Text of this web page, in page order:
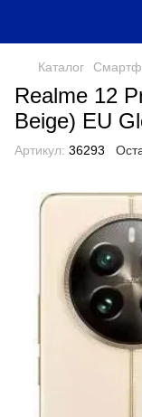
Каталог
Realme 12
Beige) EU
Артикул: 36293